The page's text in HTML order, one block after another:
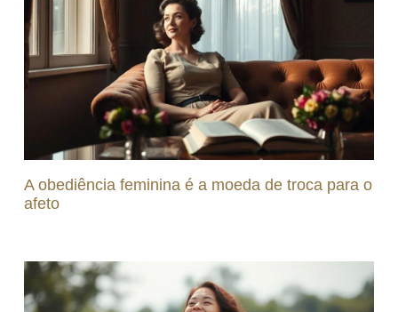
A obediência feminina é a moeda de troca para o
afeto